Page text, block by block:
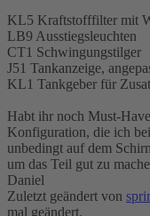
KL5 Kraftstofffilter mit
LB9 Ausstiegsleuchten
CT1 Schwingungstilger
J51 Tankanzeige,
KL1 Tankgeber für
Habt ihr noch Must-
Konfiguration, die ich
unbedingt auf dem
um das Teil gut zu
Daniel
Zuletzt geändert von
mal geändert.